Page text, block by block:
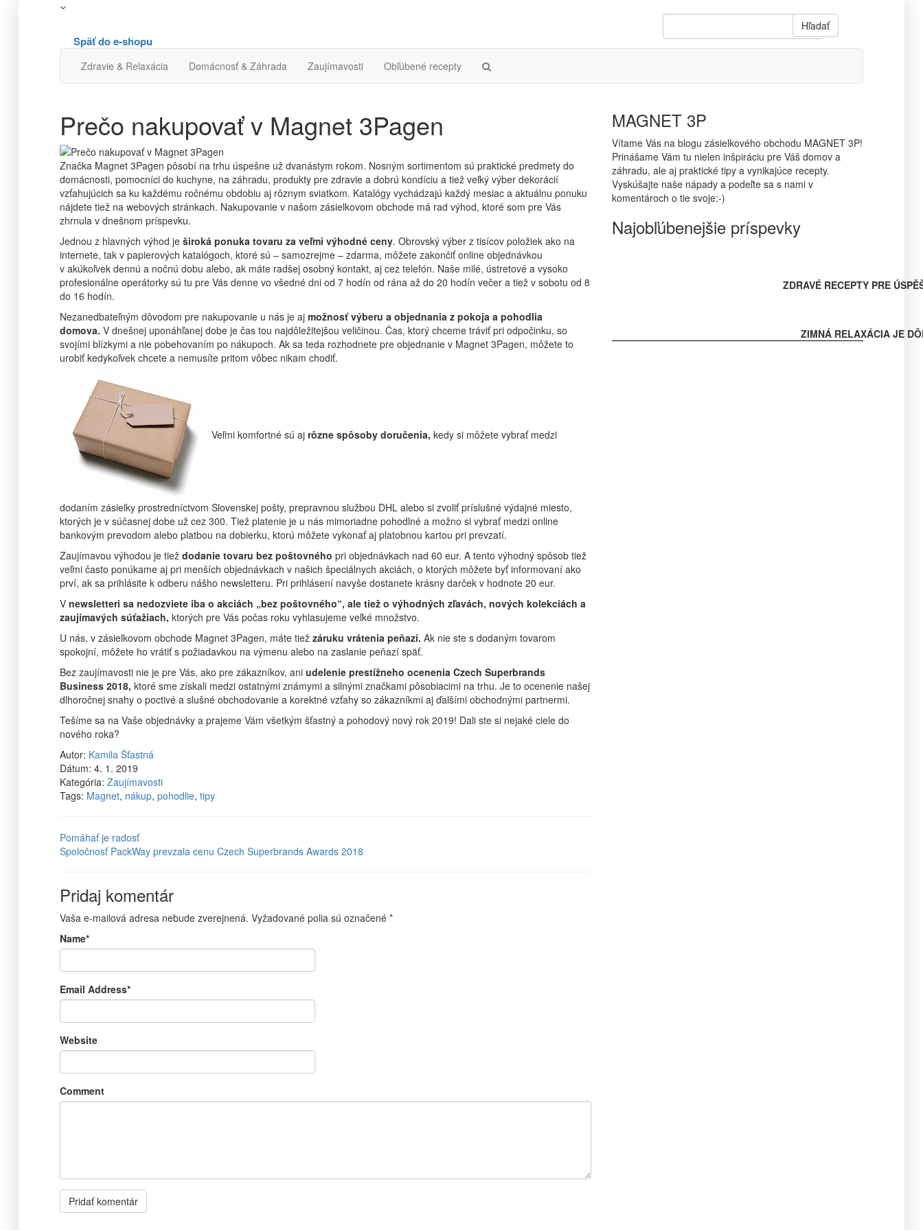
Hľadať
Späť do e-shopu
Zdravie & Relaxácia Domácnosť & Záhrada Zaujímavosti Obľúbené recepty
Prečo nakupovať v Magnet 3Pagen
Značka Magnet 3Pagen pôsobí na trhu úspešne už dvanástym rokom. Nosným sortimentom sú praktické predmety do
domácnosti, pomocníci do kuchyne, na záhradu, produkty pre zdravie a dobrú kondíciu a tiež veľký výber dekorácií
vzťahujúcich sa ku každému ročnému obdobiu aj rôznym sviatkom. Katalógy vychádzajú každý mesiac a aktuálnu ponuku
nájdete tiež na webových stránkach. Nakupovanie v našom zásielkovom obchode má rad výhod, ktoré som pre Vás
zhrnula v dnešnom príspevku.
Jednou z hlavných výhod je široká ponuka tovaru za veľmi výhodné ceny. Obrovský výber z tisícov položiek ako na
internete, tak v papierových katalógoch, ktoré sú – samozrejme – zdarma, môžete zakončiť online objednávkou
v akúkoľvek dennú a nočnú dobu alebo, ak máte radšej osobný kontakt, aj cez telefón. Naše milé, ústretové a vysoko
profesionálne operátorky sú tu pre Vás denne vo všedné dni od 7 hodín od rána až do 20 hodín večer a tiež v sobotu od 8
do 16 hodín.
Nezanedbateľným dôvodom pre nakupovanie u nás je aj možnosť výberu a objednania z pokoja a pohodlia
domova. V dnešnej uponáhľanej dobe je čas tou najdôležitejšou veličinou. Čas, ktorý chceme tráviť pri odpočinku, so
svojími blízkymi a nie pobehovaním po nákupoch. Ak sa teda rozhodnete pre objednanie v Magnet 3Pagen, môžete to
urobiť kedykoľvek chcete a nemusíte pritom vôbec nikam chodiť.
Veľmi komfortné sú aj rôzne spôsoby doručenia, kedy si môžete vybrať medzi
dodaním zásielky prostredníctvom Slovenskej pošty, prepravnou službou DHL alebo si zvoliť príslušné výdajné miesto,
ktorých je v súčasnej dobe už cez 300. Tiež platenie je u nás mimoriadne pohodlné a možno si vybrať medzi online
bankovým prevodom alebo platbou na dobierku, ktorú môžete vykonať aj platobnou kartou pri prevzatí.
Zaujímavou výhodou je tiež dodanie tovaru bez poštovného pri objednávkach nad 60 eur. A tento výhodný spôsob tiež
veľmi často ponúkame aj pri menších objednávkach v našich špeciálnych akciách, o ktorých môžete byť informovaní ako
prví, ak sa prihlásite k odberu nášho newsletteru. Pri prihlásení navyše dostanete krásny darček v hodnote 20 eur.
V newsletteri sa nedozviete iba o akciách „bez poštovného“, ale tiež o výhodných zľavách, nových kolekciách a
zaujímavých súťažiach, ktorých pre Vás počas roku vyhlasujeme veľké množstvo.
U nás, v zásielkovom obchode Magnet 3Pagen, máte tiež záruku vrátenia peňazí. Ak nie ste s dodaným tovarom
spokojní, môžete ho vrátiť s požiadavkou na výmenu alebo na zaslanie peňazí späť.
Bez zaujímavosti nie je pre Vás, ako pre zákazníkov, ani udelenie prestížneho ocenenia Czech Superbrands
Business 2018, ktoré sme získali medzi ostatnými známymi a silnými značkami pôsobiacimi na trhu. Je to ocenenie našej
dlhoročnej snahy o poctivé a slušné obchodovanie a korektné vzťahy so zákazníkmi aj ďalšími obchodnými partnermi.
Tešíme sa na Vaše objednávky a prajeme Vám všetkým šťastný a pohodový nový rok 2019! Dali ste si nejaké ciele do
nového roka?
Autor: Kamila Šťastná
Dátum: 4. 1. 2019
Kategória: Zaujímavosti
Tags: Magnet, nákup, pohodlie, tipy
Pomáhať je radosť
Spoločnosť PackWay prevzala cenu Czech Superbrands Awards 2018
Pridaj komentár
Vaša e-mailová adresa nebude zverejnená. Vyžadované polia sú označené *
Name*
Email Address*
Website
Comment
MAGNET 3P
Vítame Vás na blogu zásielkového obchodu MAGNET 3P!
Prinášame Vám tu nielen inšpiráciu pre Váš domov a
záhradu, ale aj praktické tipy a vynikajúce recepty.
Vyskúšajte naše nápady a podeľte sa s nami v
komentároch o tie svoje:-)
Najobľúbenejšie príspevky
ZDRAVÉ RECEPTY PRE
ZIMNÁ RELAXÁCIA JE